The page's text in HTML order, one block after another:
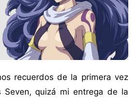
recuerdos de la primera vez
Seven, quizá mi entrega de la